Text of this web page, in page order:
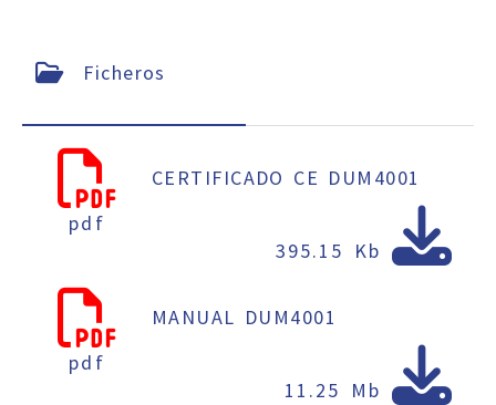
Ficheros
pdf
CERTIFICADO CE DUM4001
395.15 Kb
pdf
MANUAL DUM4001
11.25 Mb